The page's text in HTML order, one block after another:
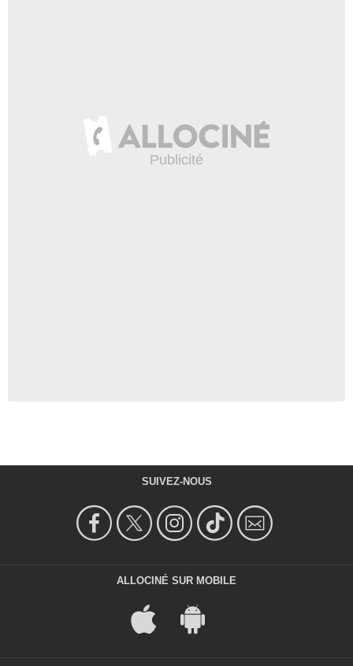
SUIVEZ-NOUS
ALLOCINÉ SUR MOBILE